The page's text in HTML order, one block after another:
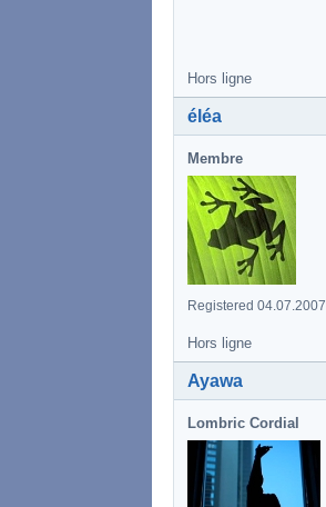
Hors ligne
éléa
Membre
Registered 04.07.2007
Hors ligne
Ayawa
Lombric Cordial